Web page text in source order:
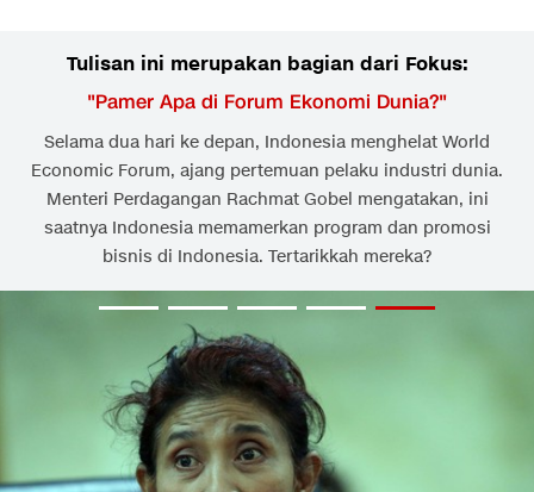
Tulisan ini merupakan bagian dari Fokus:
"Pamer Apa di Forum Ekonomi Dunia?"
Selama dua hari ke depan, Indonesia menghelat World
Economic Forum, ajang pertemuan pelaku industri dunia.
Menteri Perdagangan Rachmat Gobel mengatakan, ini
saatnya Indonesia memamerkan program dan promosi
bisnis di Indonesia. Tertarikkah mereka?